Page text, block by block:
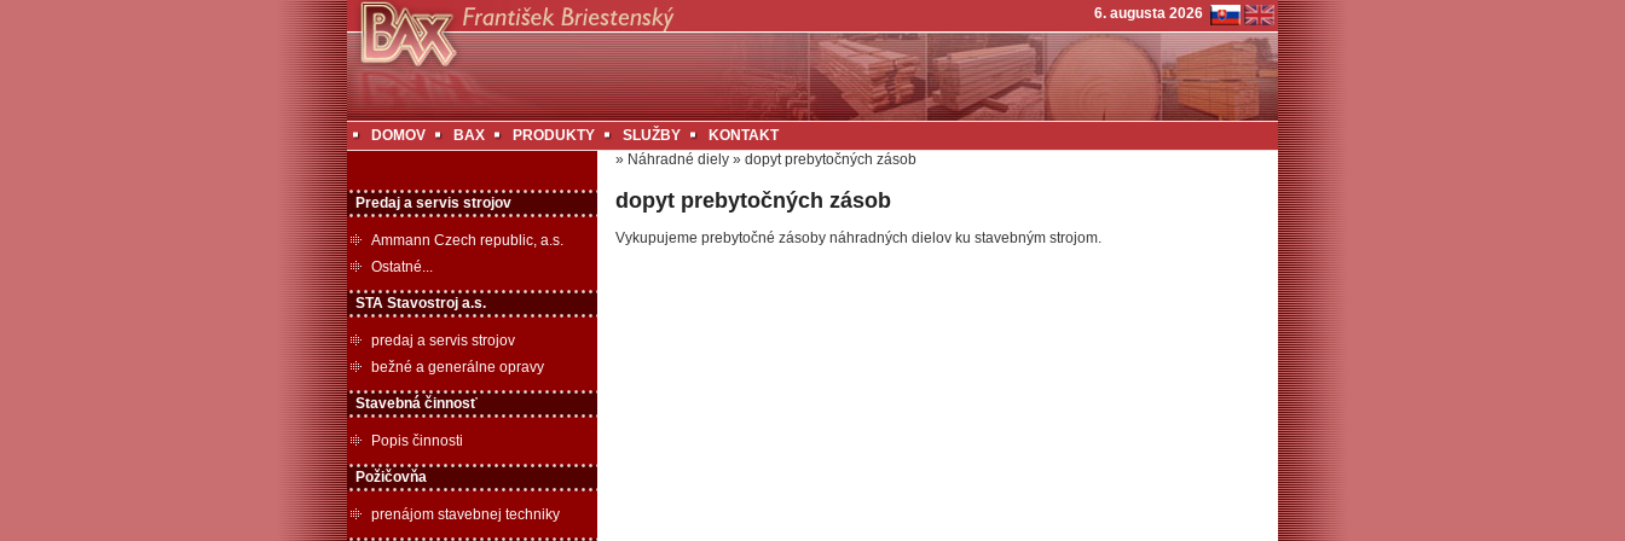
6. augusta 2026
DOMOV BAX PRODUKTY SLUŽBY KONTAKT
Predaj a servis strojov
Ammann Czech republic, a.s.
Ostatné...
STA Stavostroj a.s.
predaj a servis strojov
bežné a generálne opravy
Stavebná činnosť
Popis činnosti
Požičovňa
prenájom stavebnej techniky
» Náhradné diely » dopyt prebytočných zásob
dopyt prebytočných zásob
Vykupujeme prebytočné zásoby náhradných dielov ku stavebným strojom.